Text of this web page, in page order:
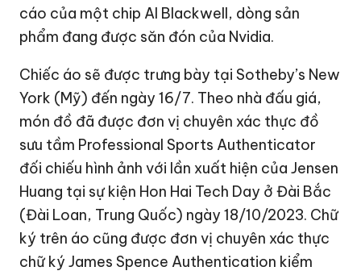
cáo của một chip AI Blackwell, dòng sản
phẩm đang được săn đón của Nvidia.
Chiếc áo sẽ được trưng bày tại Sotheby’s New
York (Mỹ) đến ngày 16/7. Theo nhà đấu giá,
món đồ đã được đơn vị chuyên xác thực đồ
sưu tầm Professional Sports Authenticator
đối chiếu hình ảnh với lần xuất hiện của Jensen
Huang tại sự kiện Hon Hai Tech Day ở Đài Bắc
(Đài Loan, Trung Quốc) ngày 18/10/2023. Chữ
ký trên áo cũng được đơn vị chuyên xác thực
chữ ký James Spence Authentication kiểm